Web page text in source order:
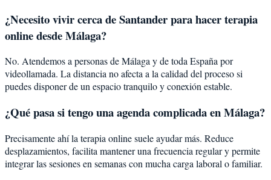
¿Necesito vivir cerca de Santander para hacer terapia
online desde Málaga?
No. Atendemos a personas de Málaga y de toda España por
videollamada. La distancia no afecta a la calidad del proceso si
puedes disponer de un espacio tranquilo y conexión estable.
¿Qué pasa si tengo una agenda complicada en Málaga?
Precisamente ahí la terapia online suele ayudar más. Reduce
desplazamientos, facilita mantener una frecuencia regular y permite
integrar las sesiones en semanas con mucha carga laboral o familiar.